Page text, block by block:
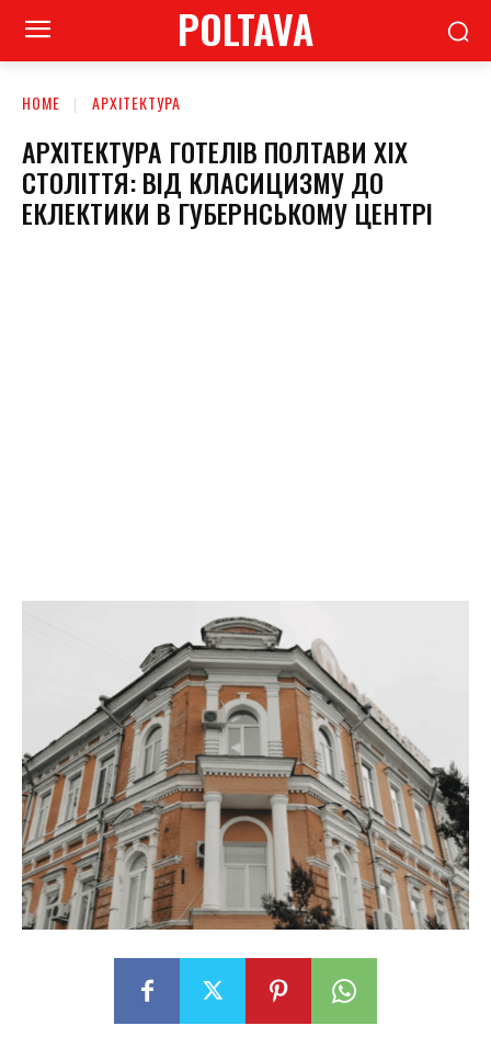
POLTAVA
HOME АРХІТЕКТУРА
АРХІТЕКТУРА ГОТЕЛІВ ПОЛТАВИ XIX
СТОЛІТТЯ: ВІД КЛАСИЦИЗМУ ДО
ЕКЛЕКТИКИ В ГУБЕРНСЬКОМУ ЦЕНТРІ